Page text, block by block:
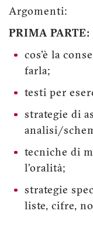
Argomenti:
PRIMA PARTE:
cos'è la
farla;
testi per
strategie di
analisi/
tecniche di
l'oralità;
strategie
liste, cifre,